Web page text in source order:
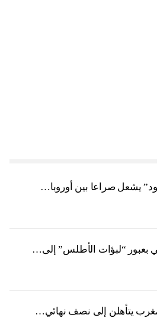
يشعل صراعا بين أوروبا…
بعبور “لبؤات الأطلس” إلى…
يتأهلن إلى نصف نهائي…